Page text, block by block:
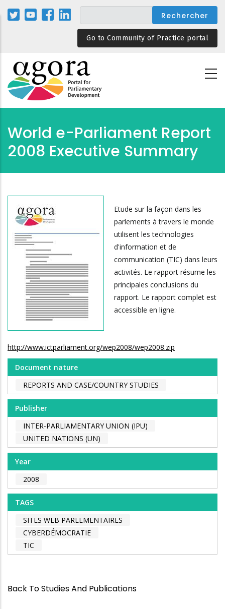
Aller
au
Go to Community of Practice portal
World e-Parliament Report
2008 Executive Summary
Etude sur la façon dans les
parlements à travers le monde
utilisent les technologies
d'information et de
communication (TIC) dans leurs
activités. Le rapport résume les
principales conclusions du
rapport. Le rapport complet est
accessible en ligne.
http://www.ictparliament.org/wep2008/wep2008.zip
Document nature
REPORTS AND CASE/COUNTRY STUDIES
Publisher
INTER-PARLIAMENTARY UNION (IPU)
UNITED NATIONS (UN)
Year
2008
TAGS
SITES WEB PARLEMENTAIRES
CYBERDÉMOCRATIE
TIC
Back To Studies And Publications